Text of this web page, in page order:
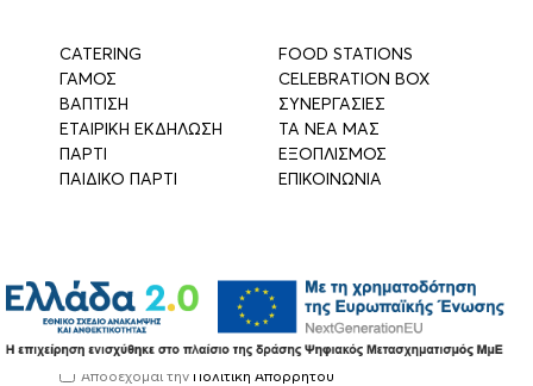
CATERING
ΓΑΜΟΣ
ΒΑΠΤΙΣΗ
ΕΤΑΙΡΙΚΗ ΕΚΔΗΛΩΣΗ
ΠΑΡΤΙ
ΠΑΙΔΙΚΟ ΠΑΡΤΙ
FOOD STATIONS
CELEBRATION BOX
ΣΥΝΕΡΓΑΣΙΕΣ
ΤΑ ΝΕΑ ΜΑΣ
ΕΞΟΠΛΙΣΜΟΣ
ΕΠΙΚΟΙΝΩΝΙΑ
Αποδέχομαι την Πολιτική Απορρήτου